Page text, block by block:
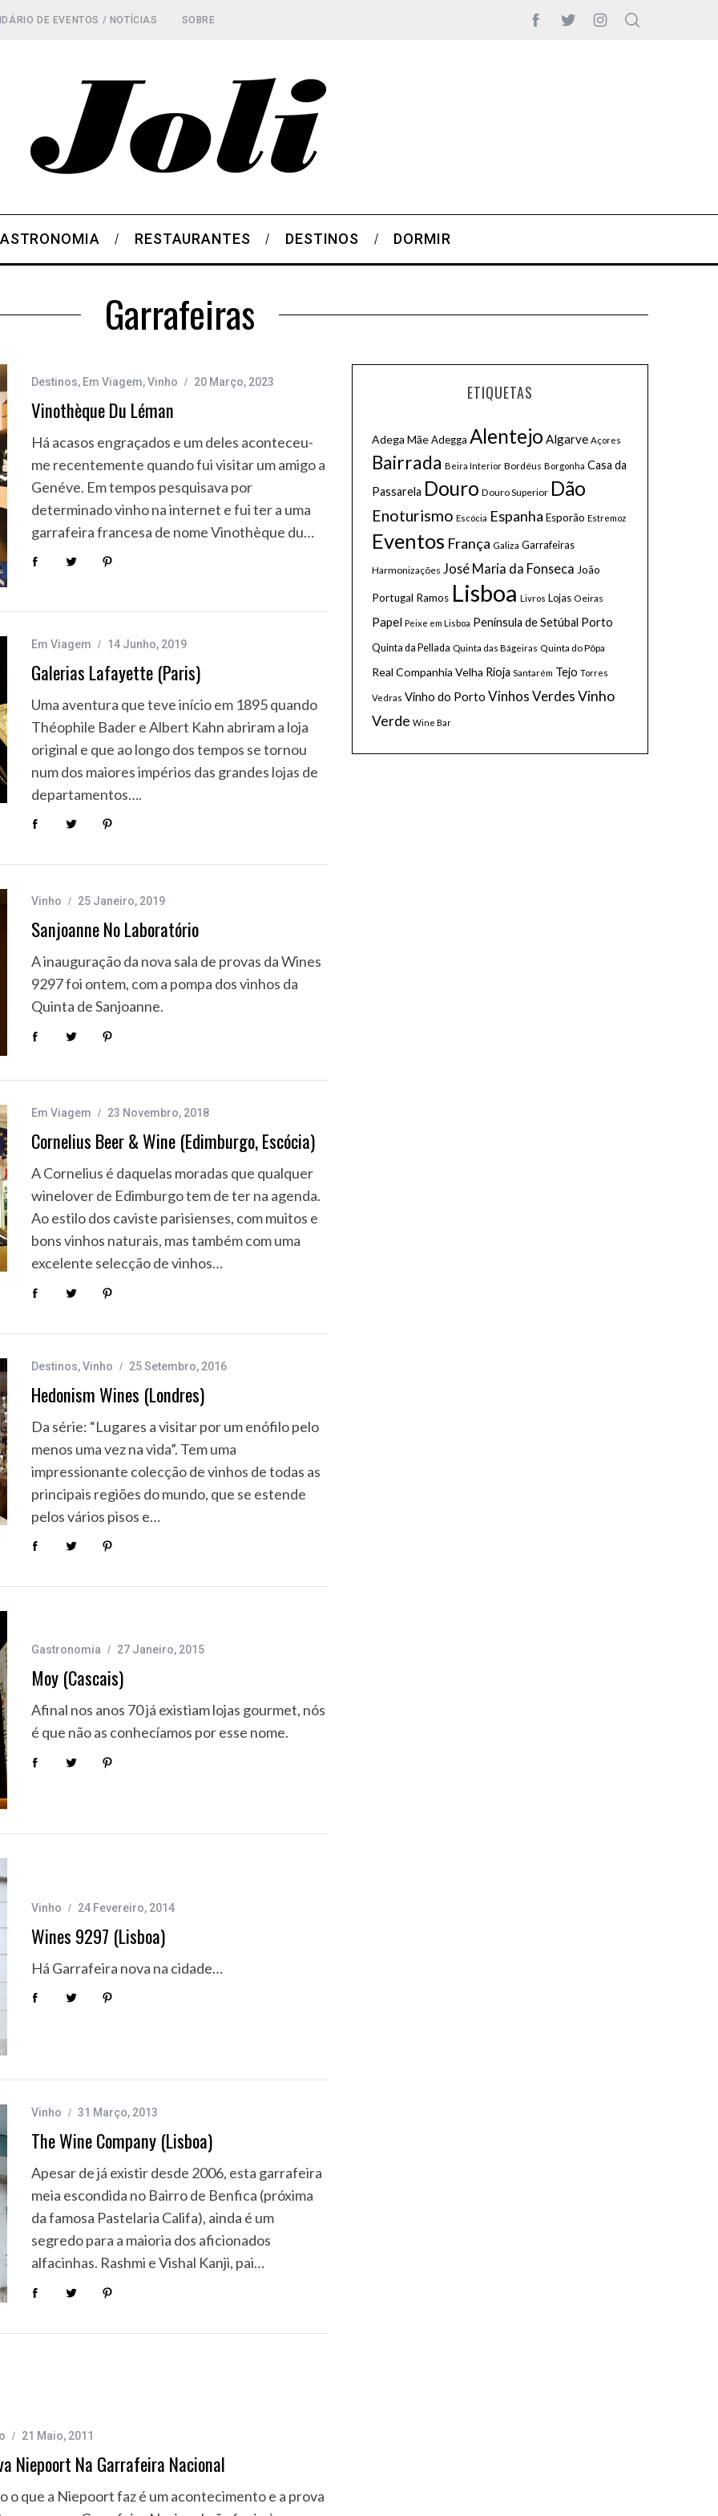
DE EVENTOS / NOTÍCIAS SOBRE
RESTAURANTES DESTINOS DORMIR
Garrafeiras
Destinos, Em Viagem,Vinho 20 Março, 2023
Vinothèque Du Léman
Há acasos engraçados e um deles aconteceu-
me recentemente quando fui visitar um amigo a
Genéve. Em tempos pesquisava por
determinado vinho na internet e fui ter a uma
garrafeira francesa de nome Vinothèque du…
Em Viagem 14 Junho, 2019
Galerias Lafayette (Paris)
Uma aventura que teve início em 1895 quando
Théophile Bader e Albert Kahn abriram a loja
original e que ao longo dos tempos se tornou
num dos maiores impérios das grandes lojas de
departamentos….
Vinho 25 Janeiro, 2019
Sanjoanne No Laboratório
A inauguração da nova sala de provas da Wines
9297 foi ontem, com a pompa dos vinhos da
Quinta de Sanjoanne.
Em Viagem 23 Novembro, 2018
Cornelius Beer & Wine (Edimburgo, Escócia)
A Cornelius é daquelas moradas que qualquer
winelover de Edimburgo tem de ter na agenda.
Ao estilo dos caviste parisienses, com muitos e
bons vinhos naturais, mas também com uma
excelente selecção de vinhos…
Destinos,Vinho 25 Setembro, 2016
Hedonism Wines (Londres)
Da série: “Lugares a visitar por um enófilo pelo
menos uma vez na vida”. Tem uma
impressionante colecção de vinhos de todas as
principais regiões do mundo, que se estende
pelos vários pisos e…
Gastronomia 27 Janeiro, 2015
Moy (Cascais)
Afinal nos anos 70 já existiam lojas gourmet, nós
é que não as conhecíamos por esse nome.
Vinho 24 Fevereiro, 2014
Wines 9297 (Lisboa)
Há Garrafeira nova na cidade…
Vinho 31 Março, 2013
The Wine Company (Lisboa)
Apesar de já existir desde 2006, esta garrafeira
meia escondida no Bairro de Benfica (próxima
da famosa Pastelaria Califa), ainda é um
segredo para a maioria dos aficionados
alfacinhas. Rashmi e Vishal Kanji, pai…
21 Maio, 2011
Niepoort Na Garrafeira Nacional
o que a Niepoort faz é um acontecimento e a prova
ETIQUETAS
Adega MãeAdegga Alentejo Algarve Açores
Bairrada Beira Interior Bordéus Borgonha Casa da
Passarela Douro Douro Superior Dão
Enoturismo Escócia Espanha Esporão Estremoz
Eventos França Galiza Garrafeiras
Harmonizações José Maria da Fonseca João
Portugal Ramos Lisboa Livros Lojas Oeiras
Papel Peixe em Lisboa Península de Setúbal Porto
Quinta da Pellada Quinta das Bágeiras Quinta do Pôpa
Real Companhia Velha Rioja Santarém Tejo Torres
Vedras Vinho do Porto Vinhos VerdesVinho
Verde Wine Bar